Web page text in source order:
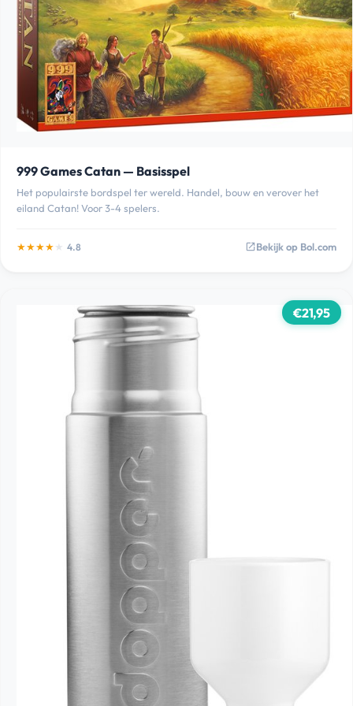
999 Games Catan — Basisspel
Het populairste bordspel ter wereld. Handel, bouw en verover het
eiland Catan! Voor 3-4 spelers.
★★★★ ★ 4.8 open_in_newBekijk op Bol.com
€21,95